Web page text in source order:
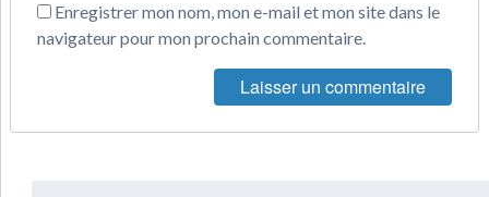
Enregistrer mon nom, mon e-mail et mon site dans le
navigateur pour mon prochain commentaire.